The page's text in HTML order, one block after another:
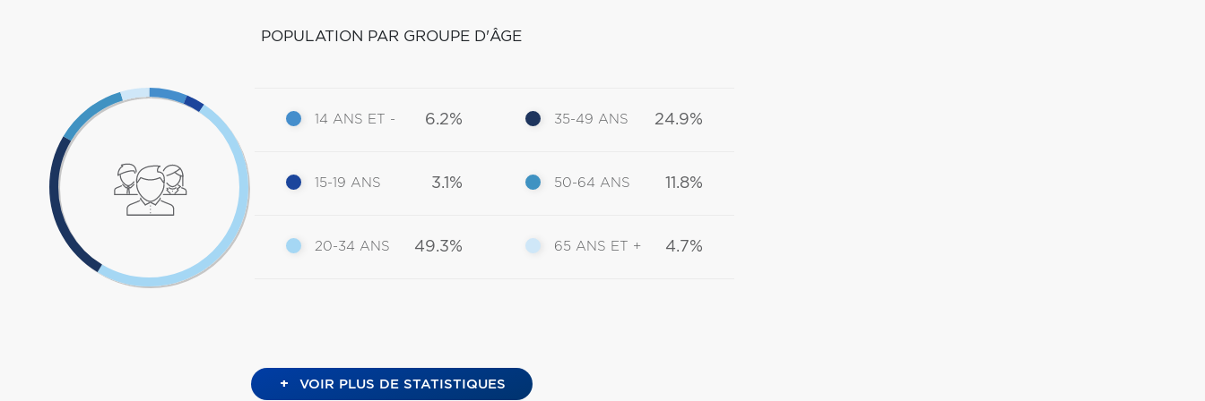
POPULATION PAR GROUPE D'ÂGE
14 ANS ET - 6.2%
15-19 ANS 3.1%
20-34 ANS 49.3%
35-49 ANS 24.9%
50-64 ANS 11.8%
65 ANS ET + 4.7%
+ VOIR PLUS DE STATISTIQUES